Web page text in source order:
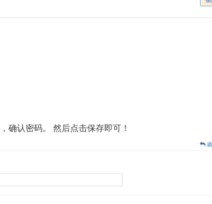
确认密码。 然后点击保存即可！